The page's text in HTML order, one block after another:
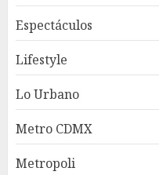
Espectáculos
Lifestyle
Lo Urbano
Metro CDMX
Metropoli